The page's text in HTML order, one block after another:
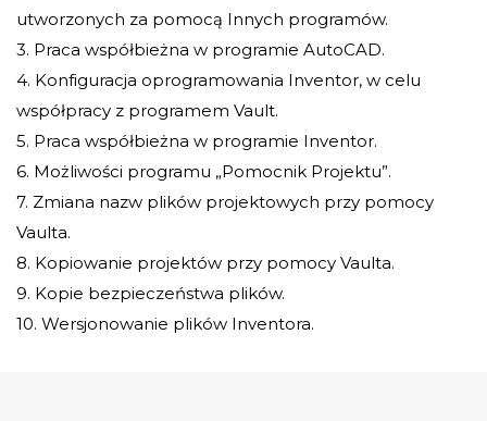
utworzonych za pomocą Innych programów.
3. Praca współbieżna w programie AutoCAD.
4. Konfiguracja oprogramowania Inventor, w celu
współpracy z programem Vault.
5. Praca współbieżna w programie Inventor.
6. Możliwości programu „Pomocnik Projektu”.
7. Zmiana nazw plików projektowych przy pomocy
Vaulta.
8. Kopiowanie projektów przy pomocy Vaulta.
9. Kopie bezpieczeństwa plików.
10. Wersjonowanie plików Inventora.